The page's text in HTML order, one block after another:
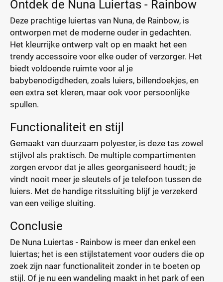
Ontdek de Nuna Luiertas - Rainbow
Deze prachtige luiertas van Nuna, de Rainbow, is
ontworpen met de moderne ouder in gedachten.
Het kleurrijke ontwerp valt op en maakt het een
trendy accessoire voor elke ouder of verzorger. Het
biedt voldoende ruimte voor al je
babybenodigdheden, zoals luiers, billendoekjes, en
een extra set kleren, maar ook voor persoonlijke
spullen.
Functionaliteit en stijl
Gemaakt van duurzaam polyester, is deze tas zowel
stijlvol als praktisch. De multiple compartimenten
zorgen ervoor dat je alles georganiseerd houdt; je
vindt nooit meer je sleutels of je telefoon tussen de
luiers. Met de handige ritssluiting blijf je verzekerd
van een veilige sluiting.
Conclusie
De Nuna Luiertas - Rainbow is meer dan enkel een
luiertas; het is een stijlstatement voor ouders die op
zoek zijn naar functionaliteit zonder in te boeten op
stijl. Of je nu een wandeling maakt in het park of een